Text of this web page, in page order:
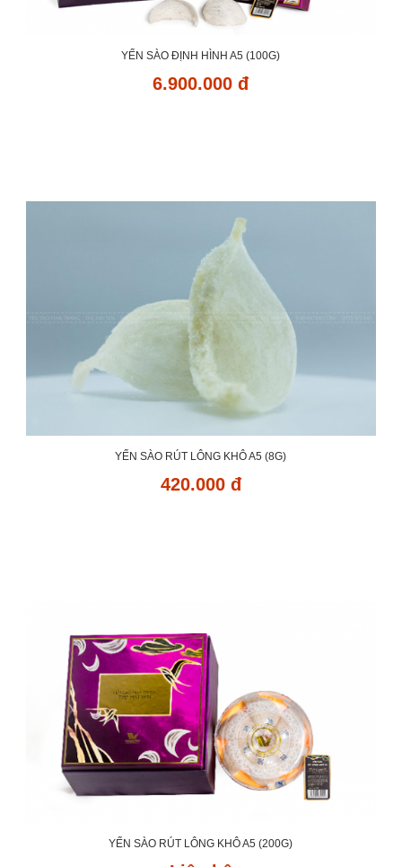
YẾN SÀO ĐỊNH HÌNH A5 (100G)
6.900.000 đ
YẾN SÀO RÚT LÔNG KHÔ A5 (8G)
420.000 đ
YẾN SÀO RÚT LÔNG KHÔ A5 (200G)